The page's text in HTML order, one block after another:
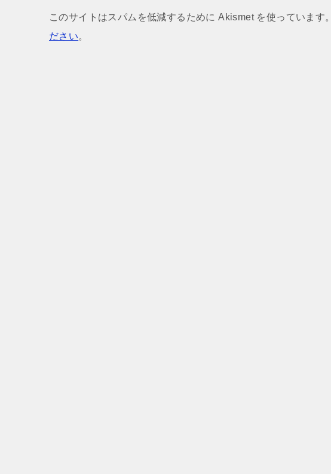
このサイトはスパムを低減するために Akismet を使っています。
ださい。